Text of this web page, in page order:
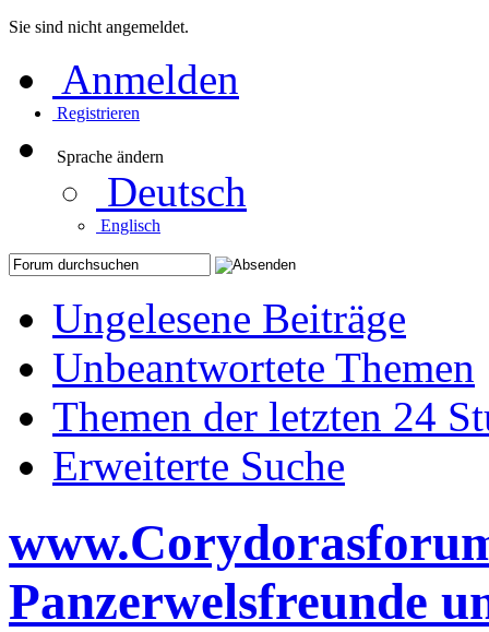
Sie sind nicht angemeldet.
Anmelden
Registrieren
Sprache ändern
Deutsch
Englisch
Ungelesene Beiträge
Unbeantwortete Themen
Themen der letzten 24
Erweiterte Suche
Panzerwelsfreunde